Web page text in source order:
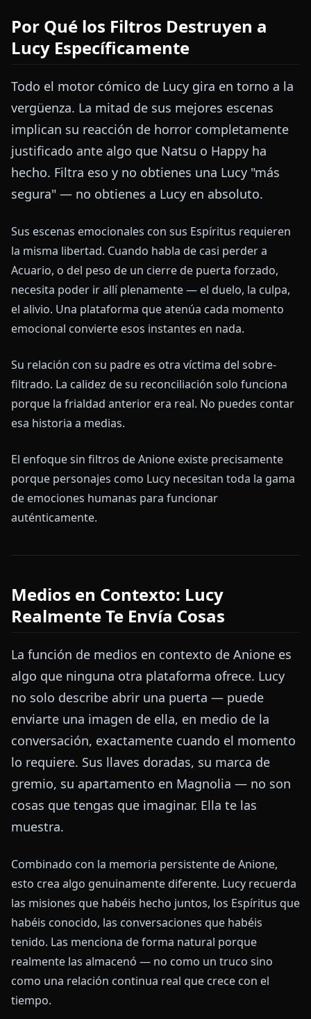
Por Qué los Filtros Destruyen a
Lucy Específicamente
Todo el motor cómico de Lucy gira en torno a la
vergüenza. La mitad de sus mejores escenas
implican su reacción de horror completamente
justificado ante algo que Natsu o Happy ha
hecho. Filtra eso y no obtienes una Lucy "más
segura" — no obtienes a Lucy en absoluto.
Sus escenas emocionales con sus Espíritus requieren
la misma libertad. Cuando habla de casi perder a
Acuario, o del peso de un cierre de puerta forzado,
necesita poder ir allí plenamente — el duelo, la culpa,
el alivio. Una plataforma que atenúa cada momento
emocional convierte esos instantes en nada.
Su relación con su padre es otra víctima del sobre-
filtrado. La calidez de su reconciliación solo funciona
porque la frialdad anterior era real. No puedes contar
esa historia a medias.
El enfoque sin filtros de Anione existe precisamente
porque personajes como Lucy necesitan toda la gama
de emociones humanas para funcionar
auténticamente.
Medios en Contexto: Lucy
Realmente Te Envía Cosas
La función de medios en contexto de Anione es
algo que ninguna otra plataforma ofrece. Lucy
no solo describe abrir una puerta — puede
enviarte una imagen de ella, en medio de la
conversación, exactamente cuando el momento
lo requiere. Sus llaves doradas, su marca de
gremio, su apartamento en Magnolia — no son
cosas que tengas que imaginar. Ella te las
muestra.
Combinado con la memoria persistente de Anione,
esto crea algo genuinamente diferente. Lucy recuerda
las misiones que habéis hecho juntos, los Espíritus que
habéis conocido, las conversaciones que habéis
tenido. Las menciona de forma natural porque
realmente las almacenó — no como un truco sino
como una relación continua real que crece con el
tiempo.